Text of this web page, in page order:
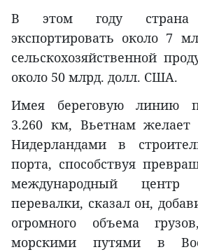
В этом году страна
экспортировать около 7
сельскохозяйственной
около 50 млрд. долл. США.
Имея береговую линию
3.260 км, Вьетнам желает
Нидерландами в
порта, способствуя
международный
перевалки, сказал он,
огромного объема
морскими путями в